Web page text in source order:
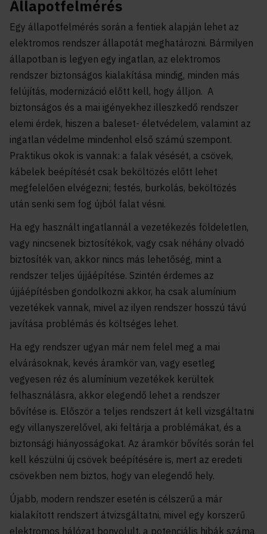
Állapotfelmérés
Egy állapotfelmérés során a fentiek alapján lehet az
elektromos rendszer állapotát meghatározni. Bármilyen
állapotban is legyen egy ingatlan, az elektromos
rendszer biztonságos kialakítása mindig, minden más
felújítás, modernizáció előtt kell, hogy álljon. A
biztonságos és a mai igényekhez illeszkedő rendszer
elemi érdek, hiszen a baleset- életvédelem, valamint az
ingatlan védelme mindenhol első számú szempont.
Praktikus okok is vannak: a falak vésését, a csövek,
kábelek beépítését csak beköltözés előtt lehet
megfelelően elvégezni; festés, burkolás, beköltözés
után senki sem fog újból falat vésni.
Ha egy használt ingatlannál a vezetékezés földeletlen,
vagy nincsenek biztosítékok, vagy csak néhány olvadó
biztosíték van, akkor nincs más lehetőség, mint a
rendszer teljes újjáépítése. Szintén érdemes az
újjáépítésben gondolkozni akkor, ha csak alumínium
vezetékek vannak, mivel az ilyen rendszer hosszú távú
javítása problémás és költséges lehet.
Ha egy rendszer ugyan már nem felel meg a mai
elvárásoknak, kevés áramkör van, vagy esetleg
vegyesen réz és alumínium vezetékek kerültek
felhasználásra, akkor elegendő lehet a rendszer
bővítése is. Először a teljes rendszert át kell vizsgáltatni
egy villanyszerelővel, aki feltárja a problémákat, és a
biztonsági hiányosságokat. Az áramkör bővítés során fel
kell készülni új csövek beépítésére is, mert az eredeti
csövekben nem biztos, hogy van elegendő hely.
Újabb, modern rendszer esetén is célszerű a már
kialakított rendszert átvizsgáltatni, mivel egy korszerű
elektromos hálózat bonyolult, a potenciális hibák száma